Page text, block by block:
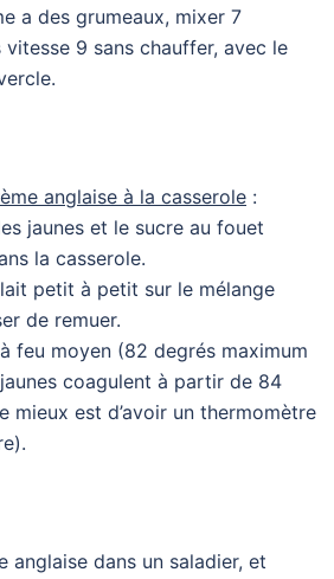
a des grumeaux, mixer 7
vitesse 9 sans chauffer, avec le
anglaise à la casserole :
jaunes et le sucre au fouet
la casserole.
petit à petit sur le mélange
de remuer.
feu moyen (82 degrés maximum
coagulent à partir de 84
mieux est d’avoir un thermomètre
anglaise dans un saladier, et